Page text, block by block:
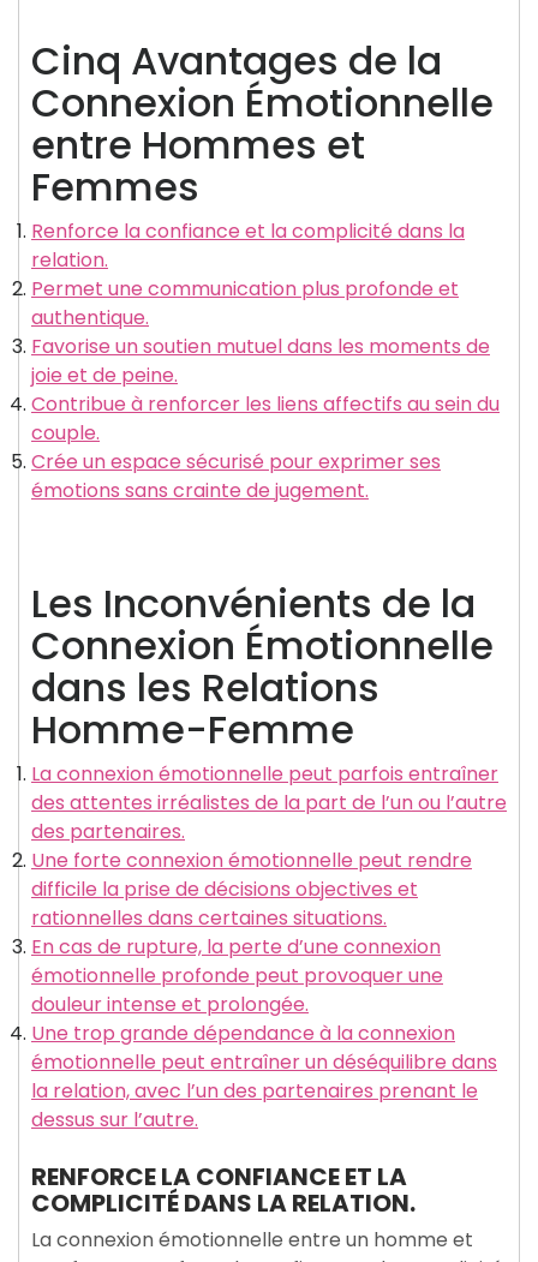
Cinq Avantages de la
Connexion Émotionnelle
entre Hommes et
Femmes
Renforce la confiance et la complicité dans la
relation.
Permet une communication plus profonde et
authentique.
Favorise un soutien mutuel dans les moments de
joie et de peine.
Contribue à renforcer les liens affectifs au sein du
couple.
Crée un espace sécurisé pour exprimer ses
émotions sans crainte de jugement.
Les Inconvénients de la
Connexion Émotionnelle
dans les Relations
Homme-Femme
La connexion émotionnelle peut parfois entraîner
des attentes irréalistes de la part de l’un ou l’autre
des partenaires.
Une forte connexion émotionnelle peut rendre
difficile la prise de décisions objectives et
rationnelles dans certaines situations.
En cas de rupture, la perte d’une connexion
émotionnelle profonde peut provoquer une
douleur intense et prolongée.
Une trop grande dépendance à la connexion
émotionnelle peut entraîner un déséquilibre dans
la relation, avec l’un des partenaires prenant le
dessus sur l’autre.
RENFORCE LA CONFIANCE ET LA
COMPLICITÉ DANS LA RELATION.
La connexion émotionnelle entre un homme et